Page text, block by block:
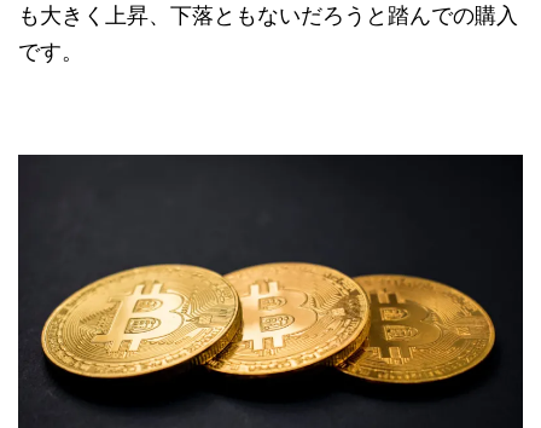
も大きく上昇、下落ともないだろうと踏んでの購入
です。